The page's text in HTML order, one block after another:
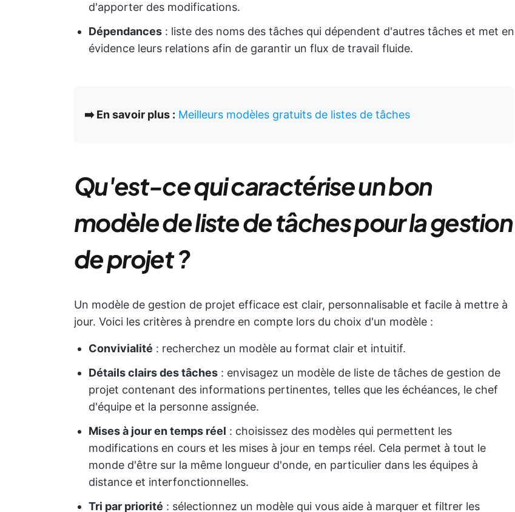
d'apporter des modifications.
Dépendances : liste des noms des tâches qui dépendent d'autres tâches et met en
évidence leurs relations afin de garantir un flux de travail fluide.
➡️ En savoir plus : Meilleurs modèles gratuits de listes de tâches
Qu'est-ce qui caractérise un bon
modèle de liste de tâches pour la gestion
de projet ?
Un modèle de gestion de projet efficace est clair, personnalisable et facile à mettre à
jour. Voici les critères à prendre en compte lors du choix d'un modèle :
Convivialité : recherchez un modèle au format clair et intuitif.
Détails clairs des tâches : envisagez un modèle de liste de tâches de gestion de
projet contenant des informations pertinentes, telles que les échéances, le chef
d'équipe et la personne assignée.
Mises à jour en temps réel : choisissez des modèles qui permettent les
modifications en cours et les mises à jour en temps réel. Cela permet à tout le
monde d'être sur la même longueur d'onde, en particulier dans les équipes à
distance et interfonctionnelles.
Tri par priorité : sélectionnez un modèle qui vous aide à marquer et filtrer les